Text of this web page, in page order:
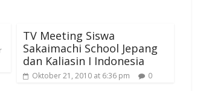
TV Meeting Siswa
Sakaimachi School Jepang
dan Kaliasin I Indonesia
Oktober 21, 2010 at 6:36 pm 0